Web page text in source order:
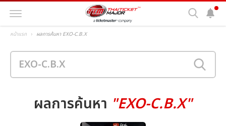
หน้าแรก ผลการค้นหา EXO-C.B.X
ผลการค้นหา "EXO-C.B.X"